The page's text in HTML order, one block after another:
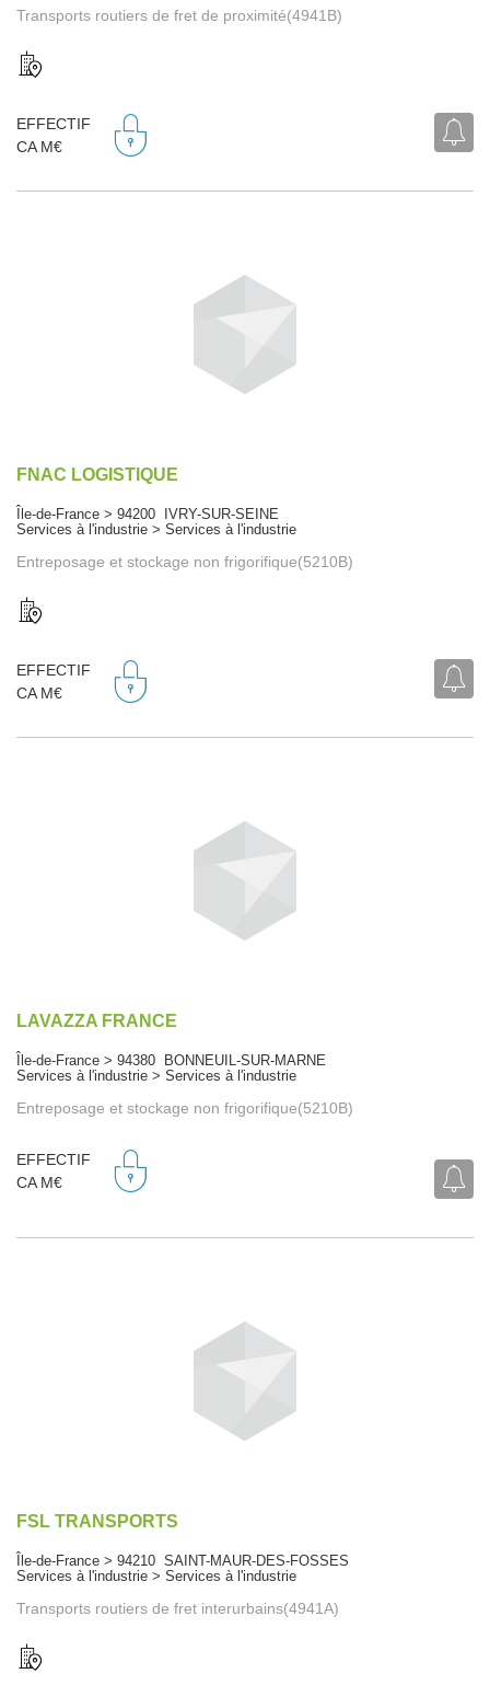
Transports routiers de fret de proximité(4941B)
EFFECTIF
CA M€
FNAC LOGISTIQUE
Île-de-France > 94200 IVRY-SUR-SEINE
Services à l'industrie > Services à l'industrie
Entreposage et stockage non frigorifique(5210B)
EFFECTIF
CA M€
LAVAZZA FRANCE
Île-de-France > 94380 BONNEUIL-SUR-MARNE
Services à l'industrie > Services à l'industrie
Entreposage et stockage non frigorifique(5210B)
EFFECTIF
CA M€
FSL TRANSPORTS
Île-de-France > 94210 SAINT-MAUR-DES-FOSSES
Services à l'industrie > Services à l'industrie
Transports routiers de fret interurbains(4941A)